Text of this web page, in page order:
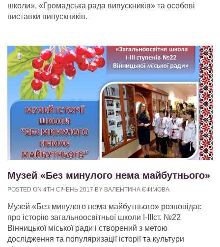
школи», «Громадська рада випускників» та особові
виставки випускників.
Музей «Без минулого нема майбутнього»
POSTED ON 4TH СІЧЕНЬ 2017 BY ВАЛЕНТИНА ЄФІМОВА
Музей «Без минулого нема майбутнього» розповідає
про історію загальноосвітньої школи І-ІІІст. №22
Вінницької міської ради і створений з метою
дослідження та популяризації історії та культури